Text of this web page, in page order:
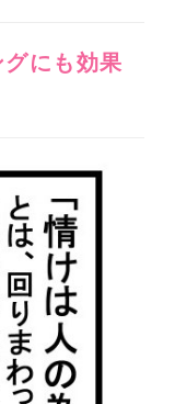
にも効果